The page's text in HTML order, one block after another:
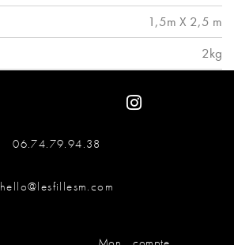
1,5m X 2,5 m
2kg
06.74.79.94.38
hello@lesfillesm.com